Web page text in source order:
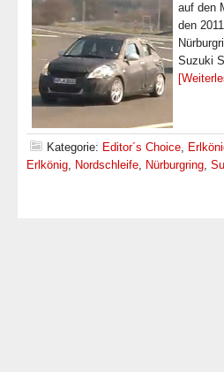
auf den
den
Suzuki
Kategorie: Editor´s Choice,
Erlkönig, Nordschleife, Nürburgring,